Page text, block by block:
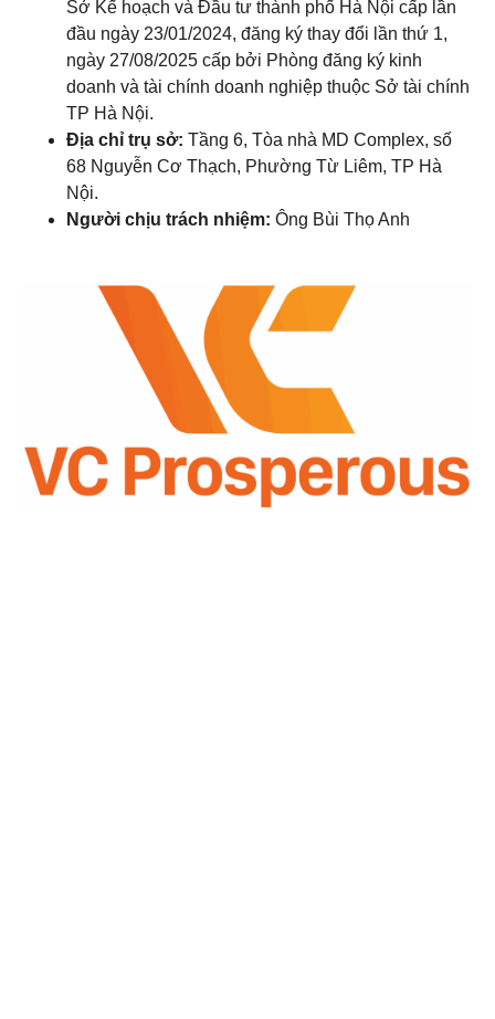
Sở Kế hoạch và Đầu tư thành phố Hà Nội cấp lần
đầu ngày 23/01/2024, đăng ký thay đổi lần thứ 1,
ngày 27/08/2025 cấp bởi Phòng đăng ký kinh
doanh và tài chính doanh nghiệp thuộc Sở tài chính
TP Hà Nội.
Địa chỉ trụ sở: Tầng 6, Tòa nhà MD Complex, số
68 Nguyễn Cơ Thạch, Phường Từ Liêm, TP Hà
Nội.
Người chịu trách nhiệm: Ông Bùi Thọ Anh